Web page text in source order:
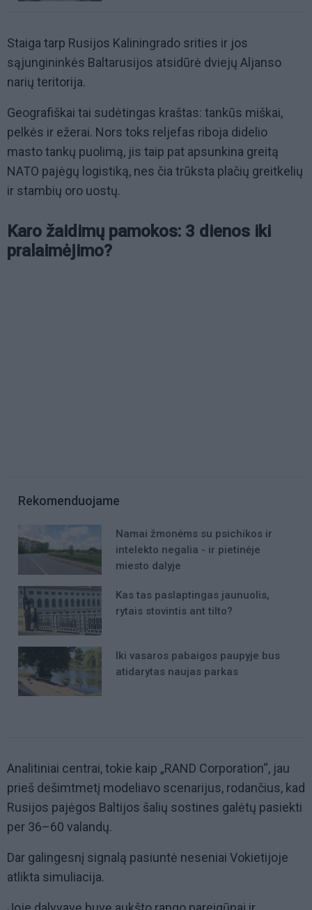
Staiga tarp Rusijos Kaliningrado srities ir jos
sąjungininkės Baltarusijos atsidūrė dviejų Aljanso
narių teritorija.
Geografiškai tai sudėtingas kraštas: tankūs miškai,
pelkės ir ežerai. Nors toks reljefas riboja didelio
masto tankų puolimą, jis taip pat apsunkina greitą
NATO pajėgų logistiką, nes čia trūksta plačių greitkelių
ir stambių oro uostų.
Karo žaidimų pamokos: 3 dienos iki
pralaimėjimo?
Rekomenduojame
Namai žmonėms su psichikos ir
intelekto negalia - ir pietinėje
miesto dalyje
Kas tas paslaptingas jaunuolis,
rytais stovintis ant tilto?
Iki vasaros pabaigos paupyje bus
atidarytas naujas parkas
Analitiniai centrai, tokie kaip „RAND Corporation“, jau
prieš dešimtmetį modeliavo scenarijus, rodančius, kad
Rusijos pajėgos Baltijos šalių sostines galėtų pasiekti
per 36–60 valandų.
Dar galingesnį signalą pasiuntė neseniai Vokietijoje
atlikta simuliacija.